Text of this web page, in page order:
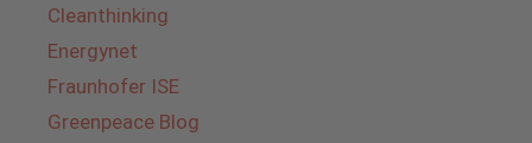
Cleanthinking
Energynet
Fraunhofer ISE
Greenpeace Blog